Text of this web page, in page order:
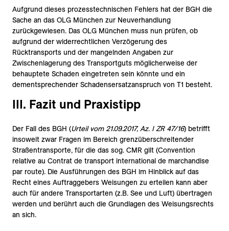
Aufgrund dieses prozesstechnischen Fehlers hat der BGH die
Sache an das OLG München zur Neuverhandlung
zurückgewiesen. Das OLG München muss nun prüfen, ob
aufgrund der widerrechtlichen Verzögerung des
Rücktransports und der mangelnden Angaben zur
Zwischenlagerung des Transportguts möglicherweise der
behauptete Schaden eingetreten sein könnte und ein
dementsprechender Schadensersatzanspruch von T1 besteht.
III. Fazit und Praxistipp
Der Fall des BGH (Urteil vom 21.09.2017, Az. I ZR 47/16) betrifft
insoweit zwar Fragen im Bereich grenzüberschreitender
Straßentransporte, für die das sog. CMR gilt (Convention
relative au Contrat de transport international de marchandise
par route). Die Ausführungen des BGH im Hinblick auf das
Recht eines Auftraggebers Weisungen zu erteilen kann aber
auch für andere Transportarten (z.B. See und Luft) übertragen
werden und berührt auch die Grundlagen des Weisungsrechts
an sich.